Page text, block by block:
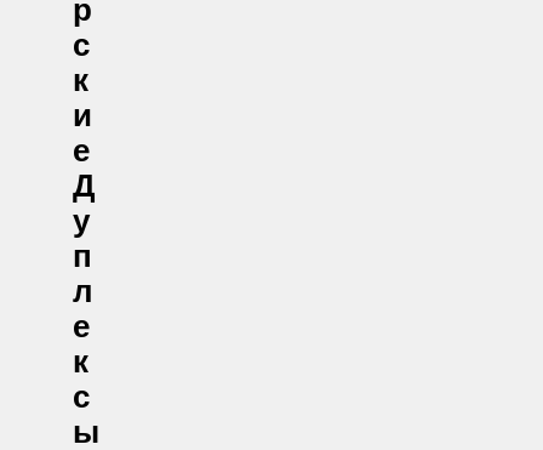
Р
С
К
И
Е
Д
У
П
Л
Е
К
С
Ы